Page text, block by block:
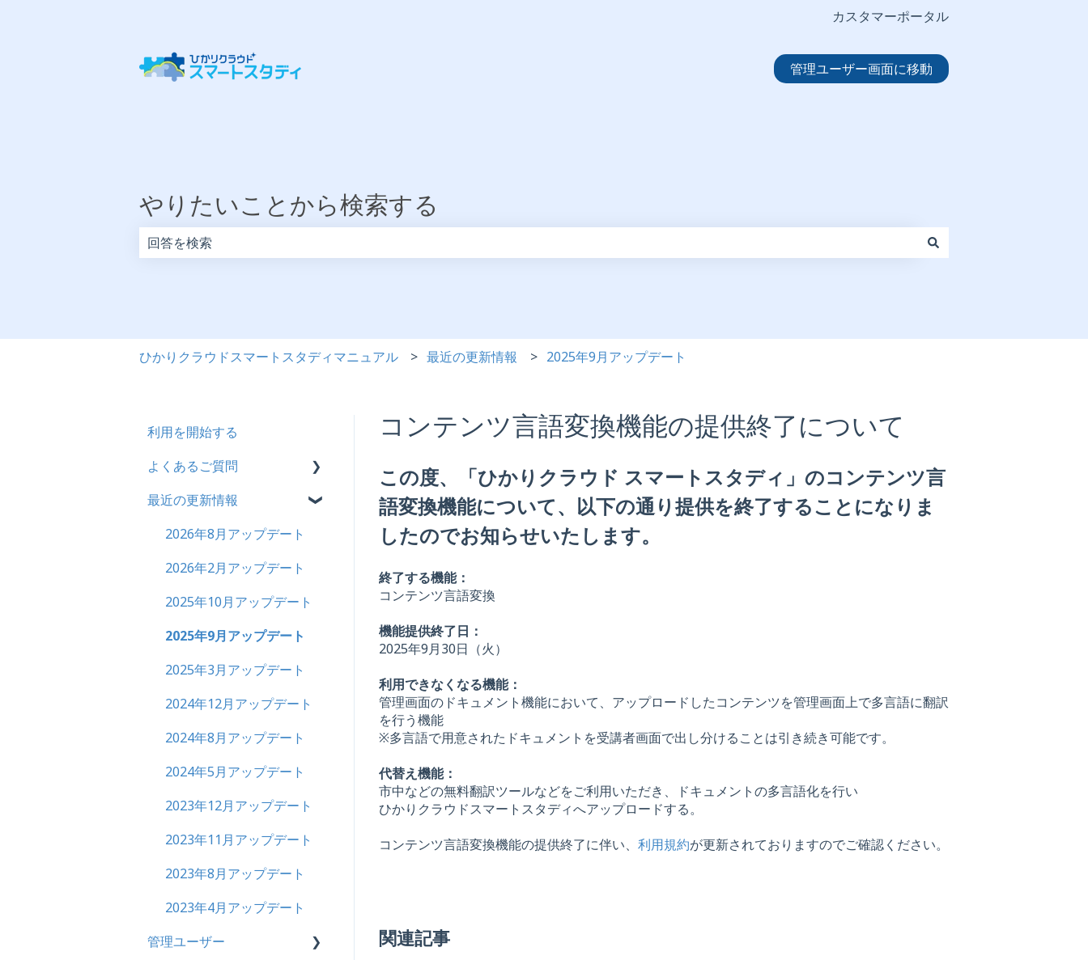
カスタマーポータル
管理ユーザー画面に移動
やりたいことから検索する
ひかりクラウドスマートスタディマニュアル 最近の更新情報 2025年9月アップデート
コンテンツ言語変換機能の提供終了について
この度、「ひかりクラウド スマートスタディ」のコンテンツ言
語変換機能について、以下の通り提供を終了することになりま
したのでお知らせいたします。
終了する機能：
コンテンツ言語変換
機能提供終了日：
2025年9月30日（火）
利用できなくなる機能：
管理画面のドキュメント機能において、アップロードしたコンテンツを管理画面上で多言語に翻訳
を行う機能
※多言語で用意されたドキュメントを受講者画面で出し分けることは引き続き可能です。
代替え機能：
市中などの無料翻訳ツールなどをご利用いただき、ドキュメントの多言語化を行い
ひかりクラウドスマートスタディへアップロードする。
コンテンツ言語変換機能の提供終了に伴い、 利用規約が更新されておりますのでご確認ください。
関連記事
利用を開始する
よくあるご質問
契約
トライアル
カスタマイズ
インターネット・セキュリ
ザー
履歴
コンテンツ
CSV
ドキュメント
ビデオ
ドリル
メール
最近の更新情報
2026年8月アップデート
2026年2月アップデート
2025年10月アップデート
2025年9月アップデート
2025年3月アップデート
2024年12月アップデート
2024年8月アップデート
2024年5月アップデート
2023年12月アップデート
2023年11月アップデート
2023年8月アップデート
2023年4月アップデート
管理ユーザー